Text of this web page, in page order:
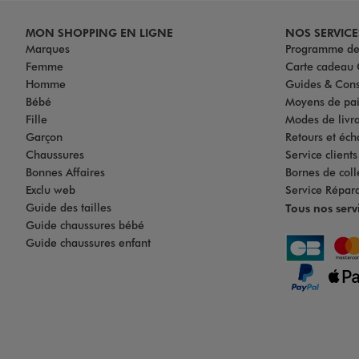
MON SHOPPING EN LIGNE
Marques
Femme
Homme
Bébé
Fille
Garçon
Chaussures
Bonnes Affaires
Exclu web
Guide des tailles
Guide chaussures bébé
Guide chaussures enfant
NOS
Programme
Carte cadeau
Guides &
Moyens de
Modes de
Retours et
Service
Bornes de
Service
Tous nos